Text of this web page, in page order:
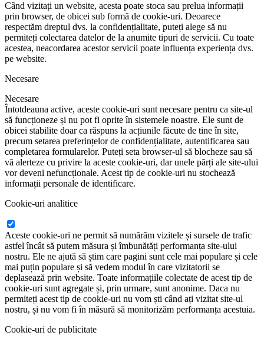
Când vizitați un website, acesta poate stoca sau prelua informații
prin browser, de obicei sub formă de cookie-uri. Deoarece
respectăm dreptul dvs. la confidențialitate, puteți alege să nu
permiteți colectarea datelor de la anumite tipuri de servicii. Cu toate
acestea, neacordarea acestor servicii poate influența experiența dvs.
pe website.
Necesare
Necesare
Întotdeauna active, aceste cookie-uri sunt necesare pentru ca site-ul
să funcționeze și nu pot fi oprite în sistemele noastre. Ele sunt de
obicei stabilite doar ca răspuns la acțiunile făcute de tine în site,
precum setarea preferințelor de confidențialitate, autentificarea sau
completarea formularelor. Puteți seta browser-ul să blocheze sau să
vă alerteze cu privire la aceste cookie-uri, dar unele părți ale site-ului
vor deveni nefuncționale. Acest tip de cookie-uri nu stochează
informații personale de identificare.
Cookie-uri analitice
Aceste cookie-uri ne permit să numărăm vizitele și sursele de trafic
astfel încât să putem măsura și îmbunătăți performanța site-ului
nostru. Ele ne ajută să știm care pagini sunt cele mai populare și cele
mai puțin populare și să vedem modul în care vizitatorii se
deplasează prin website. Toate informațiile colectate de acest tip de
cookie-uri sunt agregate și, prin urmare, sunt anonime. Daca nu
permiteți acest tip de cookie-uri nu vom ști când ați vizitat site-ul
nostru, și nu vom fi în măsură să monitorizăm performanța acestuia.
Cookie-uri de publicitate